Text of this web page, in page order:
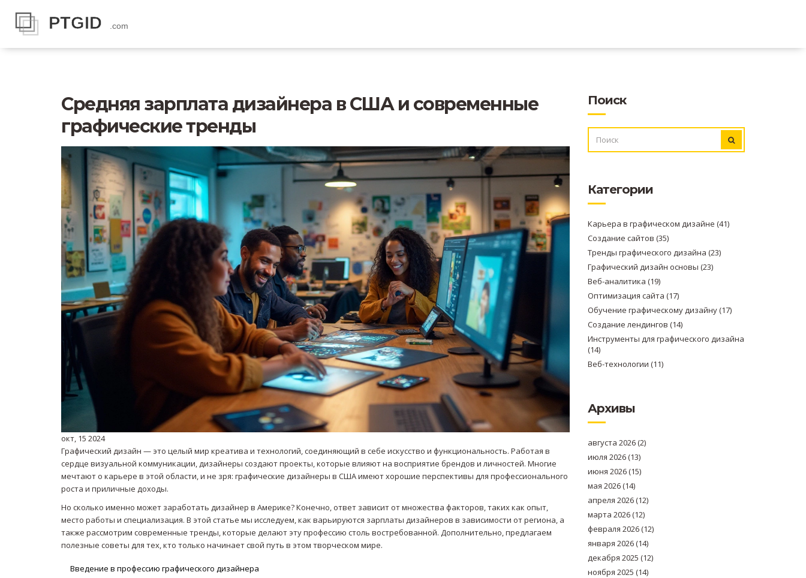
Средняя зарплата дизайнера в США и современные
графические тренды
окт, 15 2024
Графический дизайн — это целый мир креатива и технологий, соединяющий в себе искусство и функциональность. Работая в
сердце визуальной коммуникации, дизайнеры создают проекты, которые влияют на восприятие брендов и личностей. Многие
мечтают о карьере в этой области, и не зря: графические дизайнеры в США имеют хорошие перспективы для профессионального
роста и приличные доходы.
Но сколько именно может заработать дизайнер в Америке? Конечно, ответ зависит от множества факторов, таких как опыт,
место работы и специализация. В этой статье мы исследуем, как варьируются зарплаты дизайнеров в зависимости от региона, а
также рассмотрим современные тренды, которые делают эту профессию столь востребованной. Дополнительно, предлагаем
полезные советы для тех, кто только начинает свой путь в этом творческом мире.
Введение в профессию графического дизайнера
Поиск
Категории
Карьера в графическом дизайне (41)
Создание сайтов (35)
Тренды графического дизайна (23)
Графический дизайн основы (23)
Веб-аналитика (19)
Оптимизация сайта (17)
Обучение графическому дизайну(17)
Создание лендингов (14)
Инструменты для графического дизайна
(14)
Веб-технологии (11)
Архивы
августа 2026(2)
июля 2026(13)
июня 2026(15)
мая 2026(14)
апреля 2026(12)
марта 2026(12)
февраля 2026(12)
января 2026(14)
декабря 2025 (12)
ноября 2025 (14)